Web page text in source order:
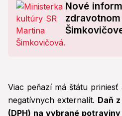
Nové
Viac peňazí má štátu priniesť
negatívnych externalít. Daň
(DPH) na vybrané